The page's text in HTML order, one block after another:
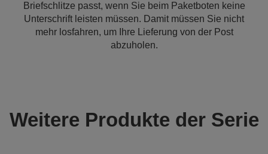
Briefschlitze passt, wenn Sie beim Paketboten keine
Unterschrift leisten müssen. Damit müssen Sie nicht
mehr losfahren, um Ihre Lieferung von der Post
abzuholen.
Weitere Produkte der Serie